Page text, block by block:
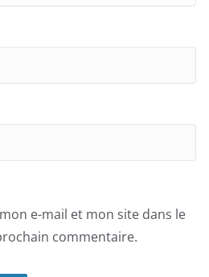
e-mail et mon site dans le
commentaire.